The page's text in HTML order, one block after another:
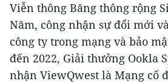
Viễn thông Băng thông rộng
Năm, công nhận sự đổi mới
công ty trong mạng và bảo
đến 2022, Giải thưởng Ookla
nhận ViewQwest là Mạng cố